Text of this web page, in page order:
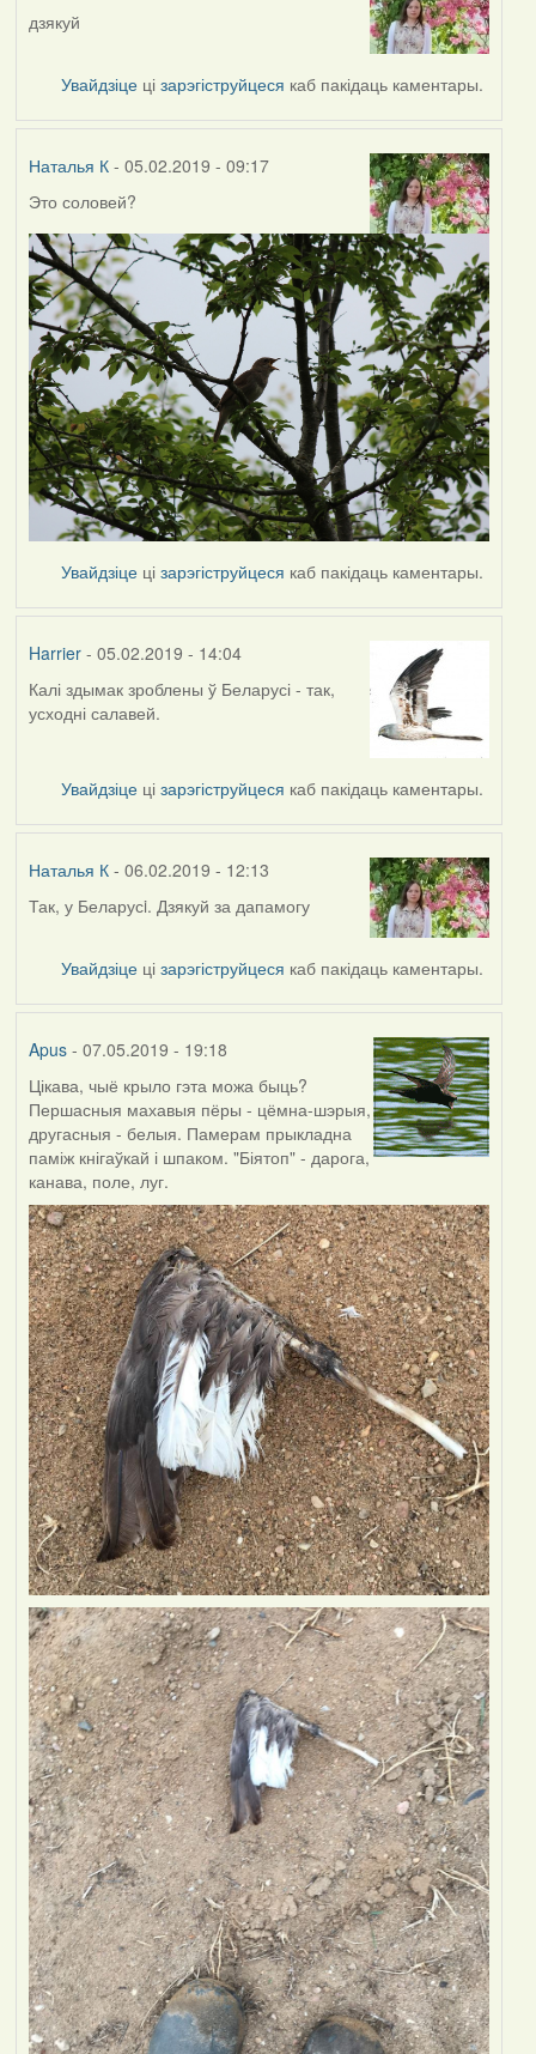
In
Harrier
дзякуй
Увайдзіце цізарэгіструйцеся каб пакідаць каментары.
Наталья К- 05.02.2019 - 09:17
Это соловей?
Увайдзіце цізарэгіструйцеся каб пакідаць каментары.
Harrier- 05.02.2019 - 14:04
In
reply
Наталья
К
Калі здымак зроблены ў Беларусі - так,
усходні салавей.
Увайдзіце цізарэгіструйцеся каб пакідаць каментары.
Наталья К- 06.02.2019 - 12:13
In
Harrier
Так, у Беларусi. Дзякуй за дапамогу
Увайдзіце цізарэгіструйцеся каб пакідаць каментары.
Apus- 07.05.2019 - 19:18
Цікава, чыё крыло гэта можа быць?
Першасныя махавыя пёры - цёмна-шэрыя,
другасныя - белыя. Памерам прыкладна
паміж кнігаўкай і шпаком. "Біятоп" - дарога,
канава, поле, луг.